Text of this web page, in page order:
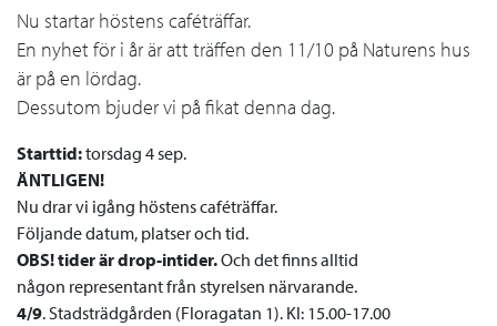
Nu startar höstens caféträffar.
En nyhet för i år är att träffen den 11/10 på Naturens hus
är på en lördag.
Dessutom bjuder vi på fikat denna dag.
Starttid:torsdag 4 sep.
ÄNTLIGEN!
Nu drar vi igång höstens caféträffar.
Följande datum, platser och tid.
OBS! tider är drop-intider.Och det finns alltid
någon representant från styrelsen närvarande.
4/9.Stadsträdgården (Floragatan 1). Kl: 15.00-17.00